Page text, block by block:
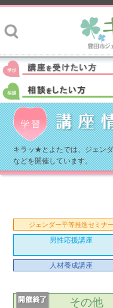
キラッ★とよたでは、ジェン
などを開催しています。
ジェンダー平等推進セミナー
男性応援講座
人材養成講座
その他